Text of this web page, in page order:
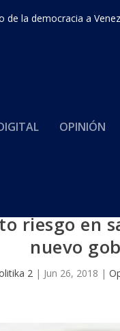
de la democracia a
OPINIÓN
riesgo en
nuevo
2 | Jun 26, 2018 |